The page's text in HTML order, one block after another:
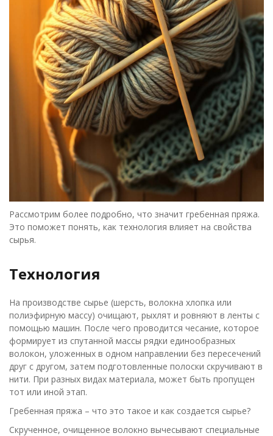
Рассмотрим более подробно, что значит гребенная пряжа.
Это поможет понять, как технология влияет на свойства
сырья.
Технология
На производстве сырье (шерсть, волокна хлопка или
полиэфирную массу) очищают, рыхлят и ровняют в ленты с
помощью машин. После чего проводится чесание, которое
формирует из спутанной массы рядки единообразных
волокон, уложенных в одном направлении без пересечений
друг с другом, затем подготовленные полоски скручивают в
нити. При разных видах материала, может быть пропущен
тот или иной этап.
Гребенная пряжа – что это такое и как создается сырье?
Скрученное, очищенное волокно вычесывают специальные